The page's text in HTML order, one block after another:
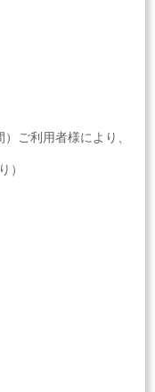
ご利用者様により、
）